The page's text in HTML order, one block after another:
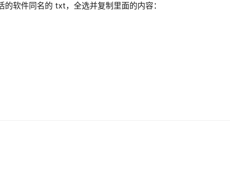
软件同名的 txt，全选并复制里面的内容：